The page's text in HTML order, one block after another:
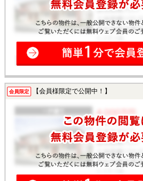
会員限定 【会員様限定で公開中！】